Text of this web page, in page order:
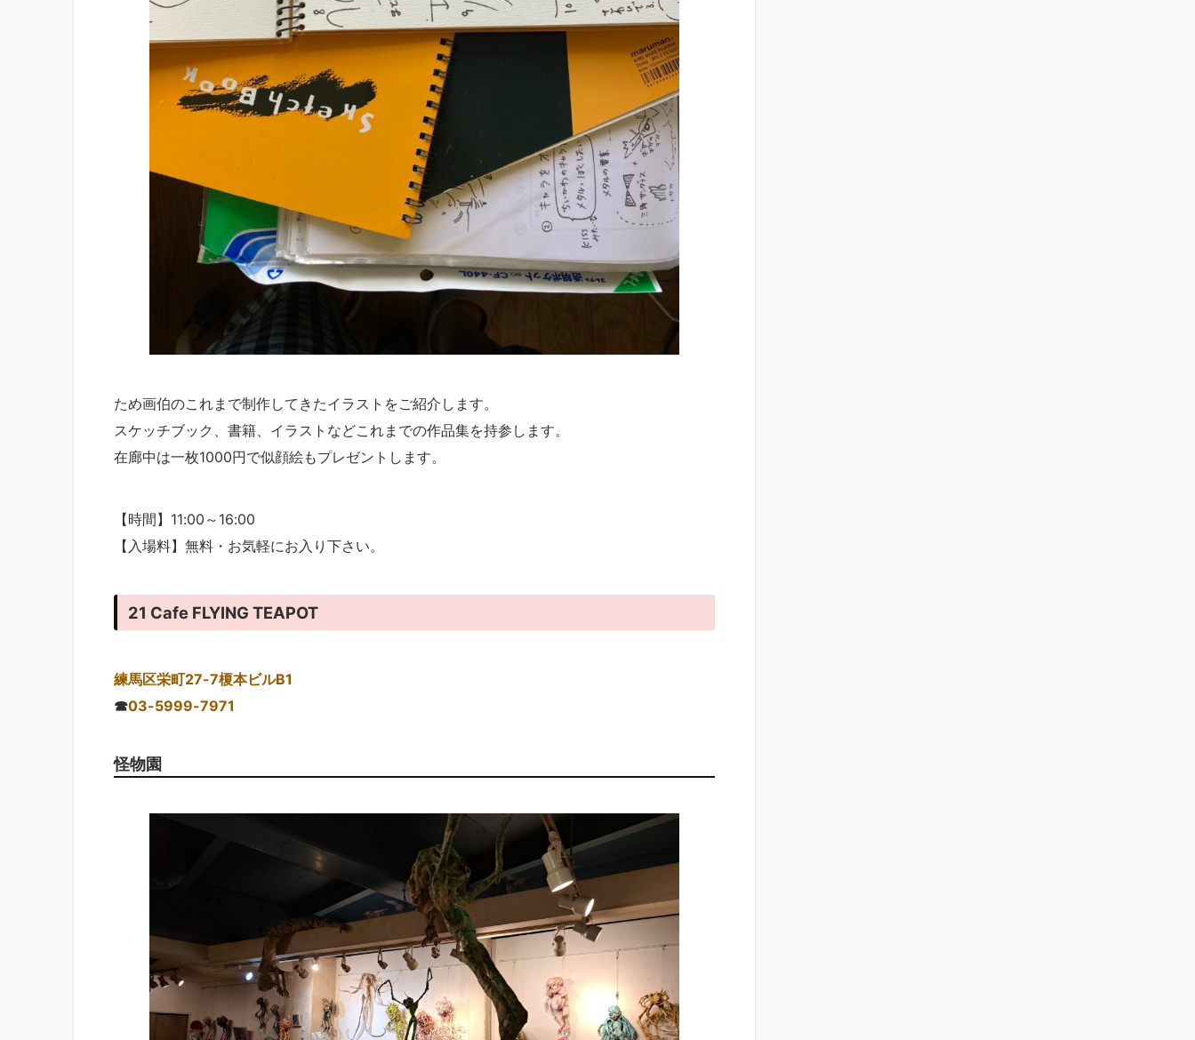
ため画伯のこれまで制作してきたイラストをご紹介します。
スケッチブック、書籍、イラストなどこれまでの作品集を持参します。
在廊中は一枚1000円で似顔絵もプレゼントします。
【時間】11:00～16:00
【入場料】無料・お気軽にお入り下さい。
21 Cafe FLYING TEAPOT
練馬区栄町27-7榎本ビルB1
☎03-5999-7971
怪物園